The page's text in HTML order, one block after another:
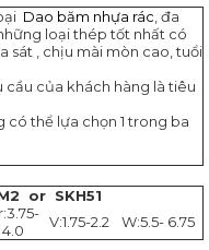
Dao băm nhựa rác , đa
loại thép tốt nhất có
sát , chịu mài mòn cao, tuổi
của khách hàng là tiêu
có thể lựa chọn 1 trong ba
or SKH51
4.0
V:1.75-2.2 W:5.5- 6.75